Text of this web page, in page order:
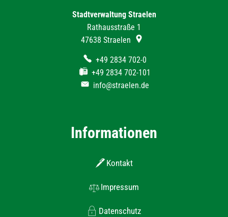
Stadtverwaltung Straelen
Rathausstraße 1
47638 Straelen
+49 2834 702-0
+49 2834 702-101
info@straelen.de
Informationen
Kontakt
Impressum
Datenschutz